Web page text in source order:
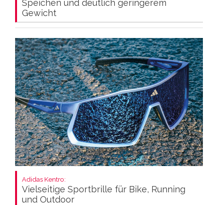
Speichen und deutlich geringerem
Gewicht
Adidas Kentro:
Vielseitige Sportbrille für Bike, Running
und Outdoor